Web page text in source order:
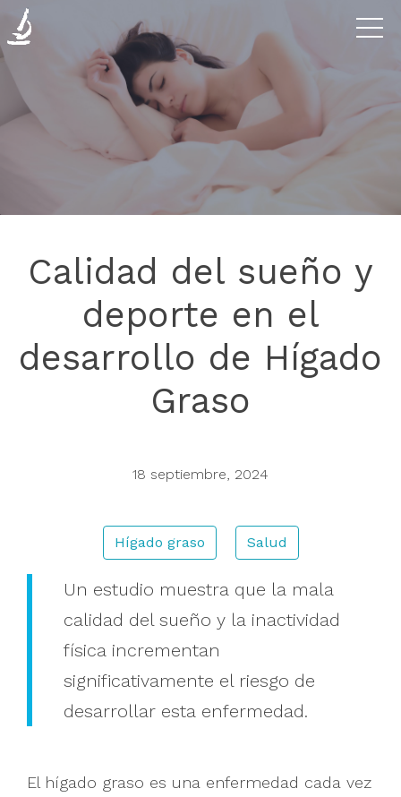
Enfermedades
Contáctanos
Calidad del sueño y
deporte en el
desarrollo de Hígado
Graso
18 septiembre, 2024
Hígado graso Salud
Un estudio muestra que la mala
calidad del sueño y la inactividad
física incrementan
significativamente el riesgo de
desarrollar esta enfermedad.
El hígado graso es una enfermedad cada vez